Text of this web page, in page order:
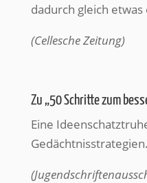
dadurch gleich
(Cellesche Zeitung)
Zu „50 Schritte zum
Eine
Gedächtnisstrategien.